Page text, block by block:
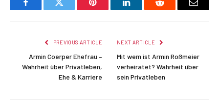
FacebookTwitter Pinterest LinkedInReddit Email
PREVIOUS ARTICLE
Armin Coerper Ehefrau –
Wahrheit über Privatleben,
Ehe & Karriere
NEXT ARTICLE
Mit wem ist Armin Roßmeier
verheiratet? Wahrheit über
sein Privatleben